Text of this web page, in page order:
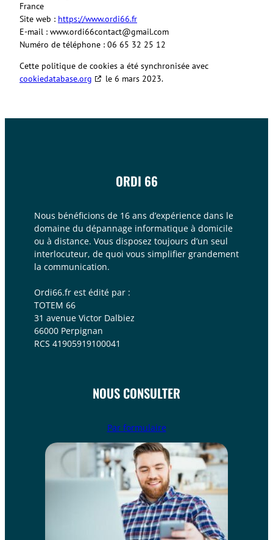
France
Site web : https://www.ordi66.fr
E-mail : www.ordi66contact@gmail.com
Numéro de téléphone : 06 65 32 25 12
Cette politique de cookies a été synchronisée avec
cookiedatabase.org
le 6 mars 2023.
ORDI 66
Nous bénéficions de 16 ans d’expérience dans le
domaine du dépannage informatique à domicile
ou à distance. Vous disposez toujours d’un seul
interlocuteur, de quoi vous simplifier grandement
la communication.
Ordi66.fr est édité par :
TOTEM 66
31 avenue Victor Dalbiez
66000 Perpignan
RCS 41905919100041
NOUS CONSULTER
Par formulaire​